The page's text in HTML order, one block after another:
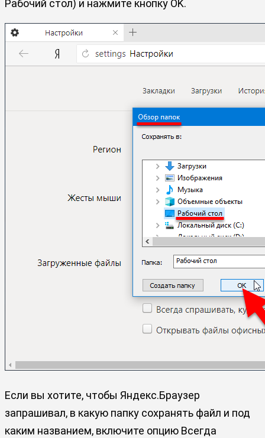
Рабочий стол) и нажмите кнопку OK.
Если вы хотите, чтобы Яндекс.Браузер
запрашивал, в какую папку сохранять файл и под
каким названием, включите опцию Всегда